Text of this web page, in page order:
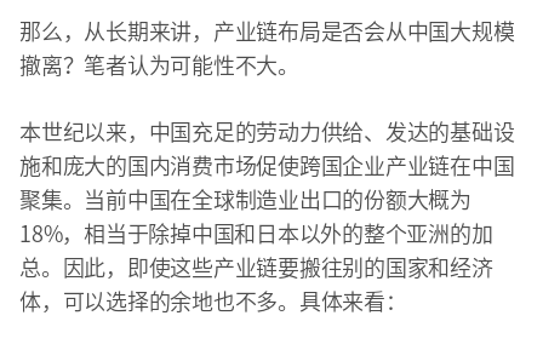
那么，从长期来讲，产业链布局是否会从中国大规模
撤离？笔者认为可能性不大。
本世纪以来，中国充足的劳动力供给、发达的基础设
施和庞大的国内消费市场促使跨国企业产业链在中国
聚集。当前中国在全球制造业出口的份额大概为
18%，相当于除掉中国和日本以外的整个亚洲的加
总。因此，即使这些产业链要搬往别的国家和经济
体，可以选择的余地也不多。具体来看：